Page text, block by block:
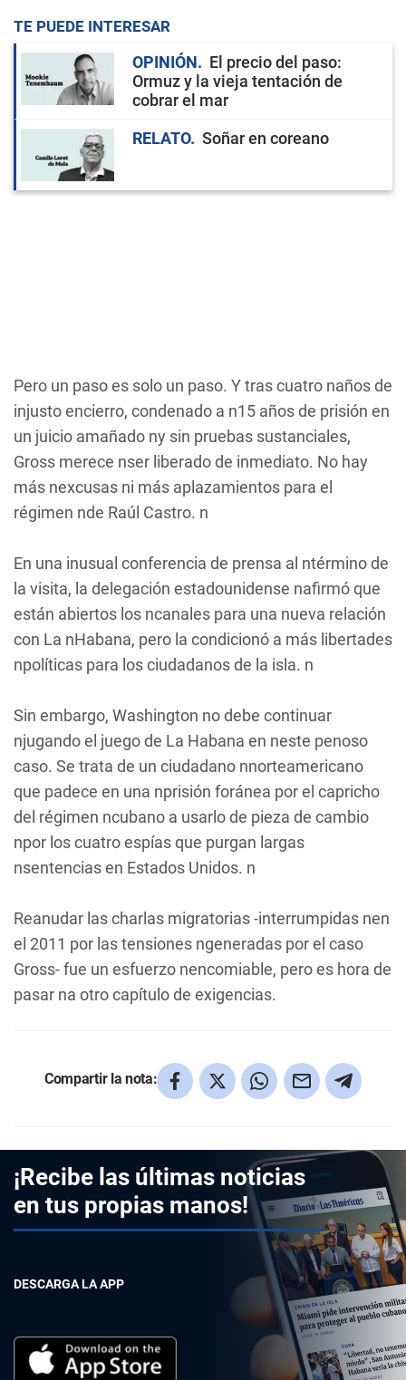
TE PUEDE INTERESAR
OPINIÓN
El precio del paso:
Ormuz y la vieja tentación de
cobrar el mar
RELATO
Soñar en coreano
Pero un paso es solo un paso. Y tras cuatro naños de
injusto encierro, condenado a n15 años de prisión en
un juicio amañado ny sin pruebas sustanciales,
Gross merece nser liberado de inmediato. No hay
más nexcusas ni más aplazamientos para el
régimen nde Raúl Castro. n
En una inusual conferencia de prensa al ntérmino de
la visita, la delegación estadounidense nafirmó que
están abiertos los ncanales para una nueva relación
con La nHabana, pero la condicionó a más libertades
npolíticas para los ciudadanos de la isla. n
Sin embargo, Washington no debe continuar
njugando el juego de La Habana en neste penoso
caso. Se trata de un ciudadano nnorteamericano
que padece en una nprisión foránea por el capricho
del régimen ncubano a usarlo de pieza de cambio
npor los cuatro espías que purgan largas
nsentencias en Estados Unidos. n
Reanudar las charlas migratorias -interrumpidas nen
el 2011 por las tensiones ngeneradas por el caso
Gross- fue un esfuerzo nencomiable, pero es hora de
pasar na otro capítulo de exigencias.
Compartir la nota:
¡Recibe las últimas noticias
en tus propias manos!
DESCARGA LA APP